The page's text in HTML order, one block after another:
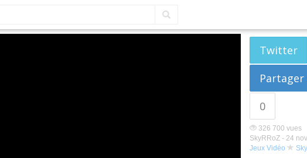
Twitter
0
326 700 vues
SkyRRoZ - 24
Jeux Vidéo